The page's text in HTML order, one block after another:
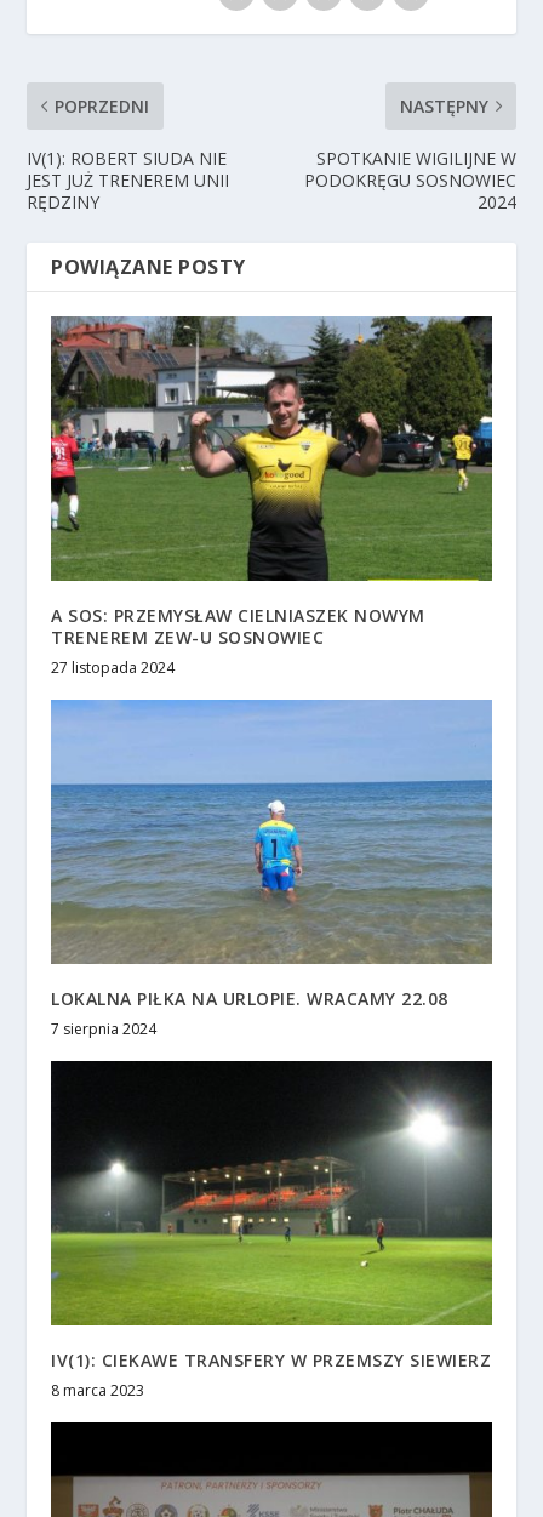
POPRZEDNI
IV(1): ROBERT SIUDA NIE
JEST JUŻ TRENEREM UNII
RĘDZINY
NASTĘPNY
SPOTKANIE WIGILIJNE W
PODOKRĘGU SOSNOWIEC
2024
POWIĄZANE POSTY
A SOS: PRZEMYSŁAW CIELNIASZEK NOWYM
TRENEREM ZEW-U SOSNOWIEC
27 listopada 2024
LOKALNA PIŁKA NA URLOPIE. WRACAMY 22.08
7 sierpnia 2024
IV(1): CIEKAWE TRANSFERY W PRZEMSZY SIEWIERZ
8 marca 2023